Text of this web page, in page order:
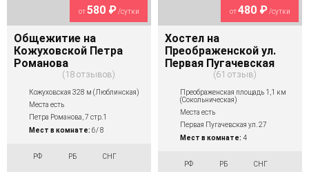
от580 ₽/сутки
Общежитие на
Кожуховской Петра
Романова
18 отзывов
Кожуховская 328 м (Люблинская)
Места есть
Петра Романова, 7 стр.1
Мест в комнате: 6/ 8
РФ РБ СНГ
от480 ₽/сутки
Хостел на
Преображенской ул.
Первая Пугачевская
61 отзыв
Преображенская площадь 1,1 км
(Сокольническая)
Места есть
Первая Пугачевская ул. 27
Мест в комнате: 4
РФ РБ СНГ